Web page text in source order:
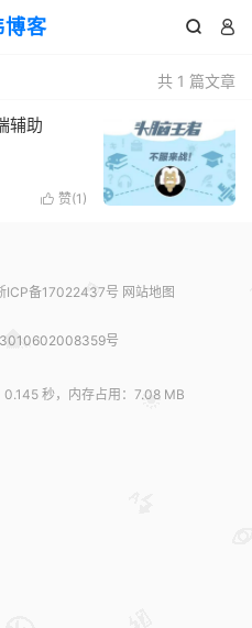
博客  
共 1 篇文章
辅助
 赞(1 )
ICP备17022437号 网站地图
号
秒，内存占用：7.08 MB